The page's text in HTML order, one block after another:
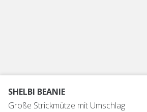
SHELBI BEANIE
Große Strickmütze mit Umschlag